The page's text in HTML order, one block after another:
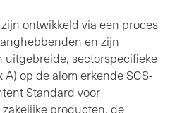
ontwikkeld via een proces
en zijn
uitgebreide, sectorspecifieke
op de alom erkende SCS-
Standard voor
producten, de